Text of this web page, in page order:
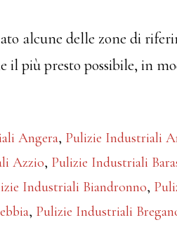
alcune delle zone di
il più presto possibile, in
Angera, Pulizie Industriali
Azzio, Pulizie Industriali
Industriali Biandronno,
, Pulizie Industriali